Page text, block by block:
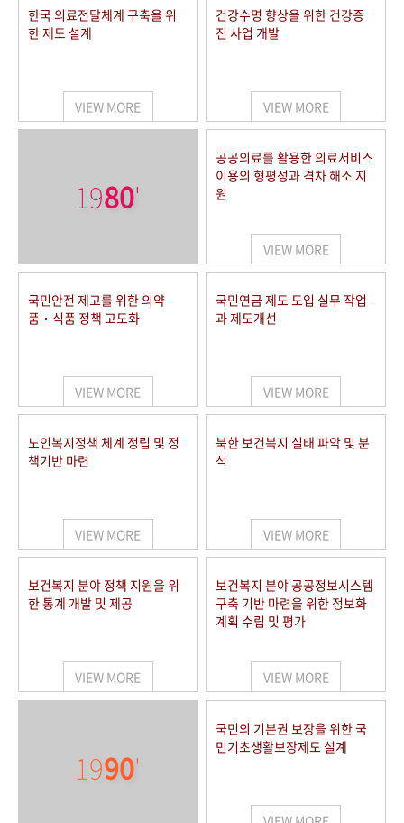
한국 의료전달체계 구축을 위
한 제도 설계
VIEW MORE
건강수명 향상을 위한 건강증
진 사업 개발
VIEW MORE
1980'
공공의료를 활용한 의료서비스
이용의 형평성과 격차 해소 지
원
VIEW MORE
국민안전 제고를 위한 의약
품‧식품 정책 고도화
VIEW MORE
국민연금 제도 도입 실무 작업
과 제도개선
VIEW MORE
노인복지정책 체계 정립 및 정
책기반 마련
VIEW MORE
북한 보건복지 실태 파악 및 분
석
VIEW MORE
보건복지 분야 정책 지원을 위
한 통계 개발 및 제공
VIEW MORE
보건복지 분야 공공정보시스템
구축 기반 마련을 위한 정보화
계획 수립 및 평가
VIEW MORE
1990'
국민의 기본권 보장을 위한 국
민기초생활보장제도 설계